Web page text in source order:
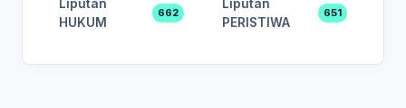
Liputan
HUKUM
662
Liputan
PERISTIWA
651